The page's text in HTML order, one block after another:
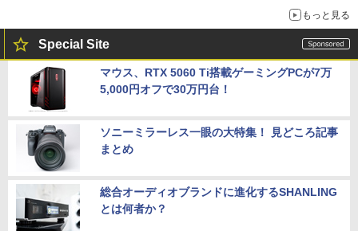
もっと見る
Special Site
マウス、RTX 5060 Ti搭載ゲーミングPCが7万
5,000円オフで30万円台！
ソニーミラーレス一眼の大特集！ 見どころ記事
まとめ
総合オーディオブランドに進化するSHANLING
とは何者か？